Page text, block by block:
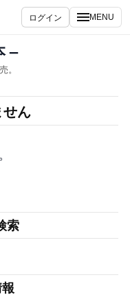
ログイン MENU
–
。
ん
索